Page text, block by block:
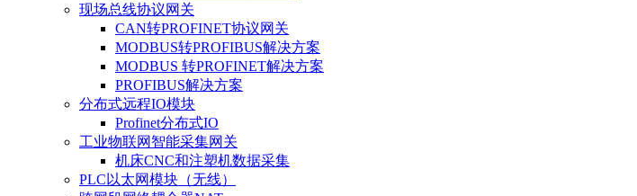
现场总线协议网关
CAN转PROFINET协议网关
MODBUS转PROFIBUS解决方案
MODBUS 转PROFINET解决方案
PROFIBUS解决方案
分布式远程IO模块
Profinet分布式IO
工业物联网智能采集网关
机床CNC和注塑机数据采集
PLC以太网模块（无线）